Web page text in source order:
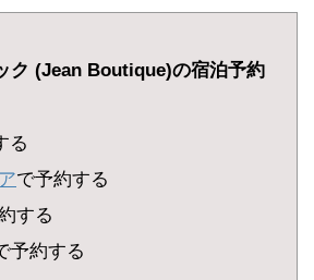
ク (Jean Boutique)の宿泊予約
る
で予約する
する
予約する